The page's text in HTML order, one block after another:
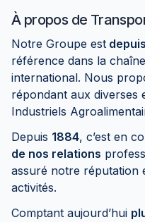
À propos de
Notre Groupe est
référence dans la
international. Nous
répondant aux diverses
Industriels
Depuis 1884, c’est en
de nos relations
assuré notre réputation
activités.
Comptant aujourd’hui